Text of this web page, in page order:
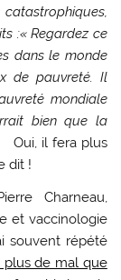
:« Regardez ce
dans le monde
de pauvreté. Il
mondiale
bien que la
Oui, il fera plus
dit !
Charneau,
et vaccinologie
souvent répété
de mal que